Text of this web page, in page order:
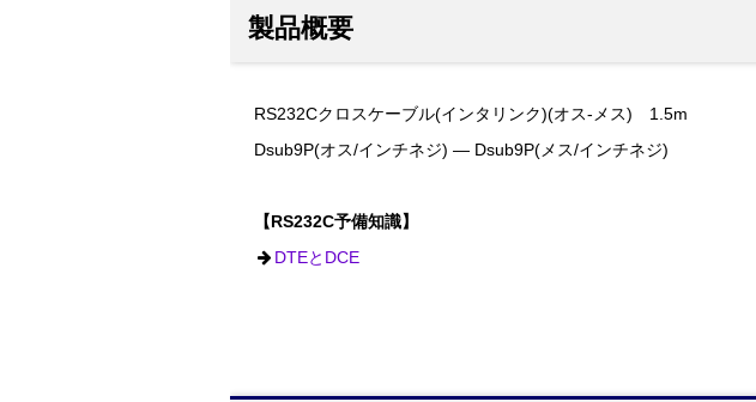
製品概要
RS232Cクロスケーブル(インタリンク)(オス-メス) 1.5m
Dsub9P(オス/インチネジ) ― Dsub9P(メス/インチネジ)
【RS232C予備知識】
DTEとDCE